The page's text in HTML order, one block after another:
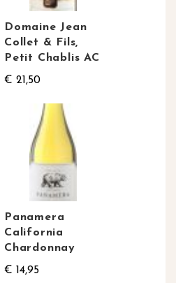
Domaine Jean
Collet & Fils,
Petit Chablis AC
€ 21,50
Panamera
California
Chardonnay
€ 14,95